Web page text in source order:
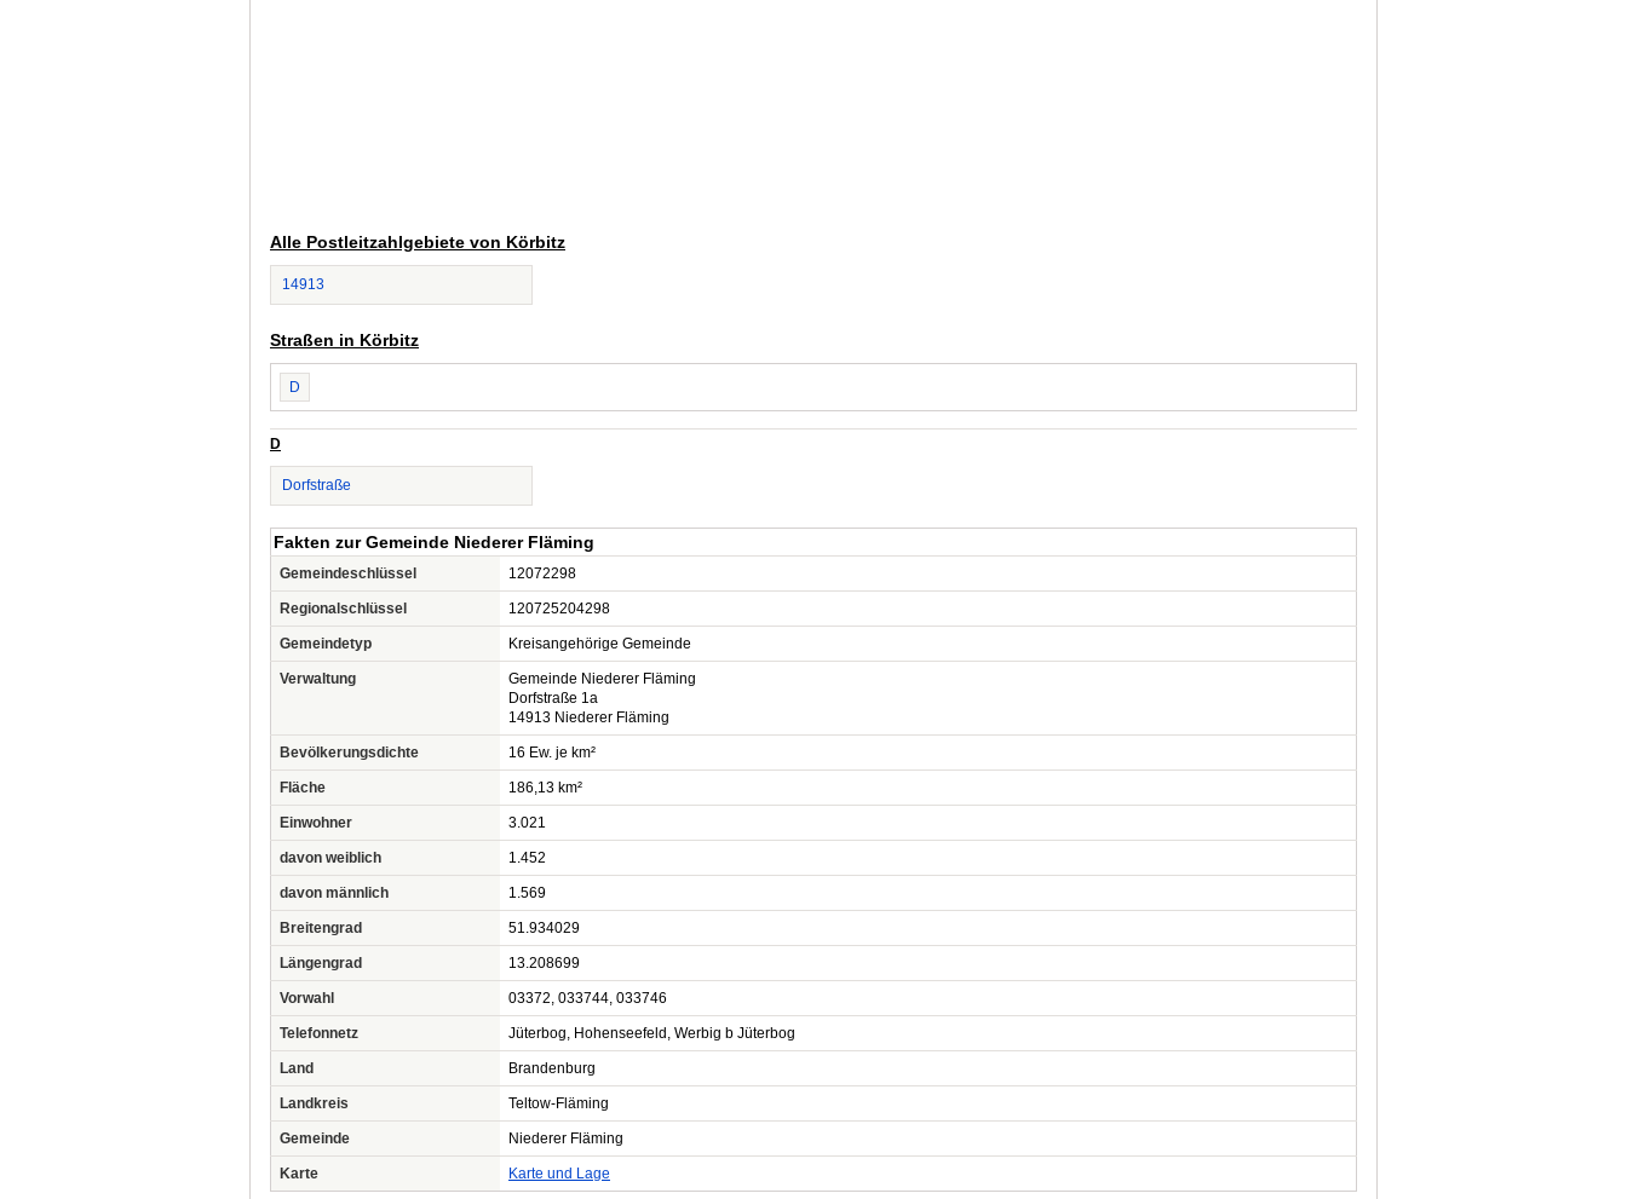
Alle Postleitzahlgebiete von Körbitz
14913
Straßen in Körbitz
D
D
Dorfstraße
Fakten zur Gemeinde Niederer Fläming
Gemeindeschlüssel 12072298
Regionalschlüssel 120725204298
Gemeindetyp Kreisangehörige Gemeinde
Verwaltung
Gemeinde Niederer Fläming
Dorfstraße 1a
14913 Niederer Fläming
Bevölkerungsdichte 16 Ew. je km²
Fläche 186,13 km²
Einwohner 3.021
davon weiblich 1.452
davon männlich 1.569
Breitengrad 51.934029
Längengrad 13.208699
Vorwahl 03372, 033744, 033746
Telefonnetz Jüterbog, Hohenseefeld, Werbig b Jüterbog
Land Brandenburg
Landkreis Teltow-Fläming
Gemeinde Niederer Fläming
Karte Karte und Lage